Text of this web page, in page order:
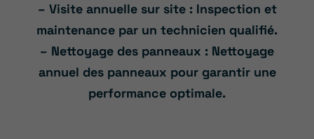
– Visite annuelle sur site : Inspection et
maintenance par un technicien qualifié.
– Nettoyage des panneaux : Nettoyage
annuel des panneaux pour garantir une
performance optimale.